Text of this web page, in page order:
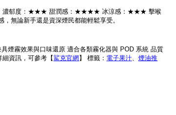
感。 濃郁度：★★★ 甜潤感：★★★★ 冰涼感：★★★ 擊喉
無論新手還是資深煙民都能輕鬆享受。
煙霧效果與口味還原 適合各類霧化器與 POD 系統 品質
細資訊，可參考【鯊克官網 】 標籤： 電子果汁、煙油推